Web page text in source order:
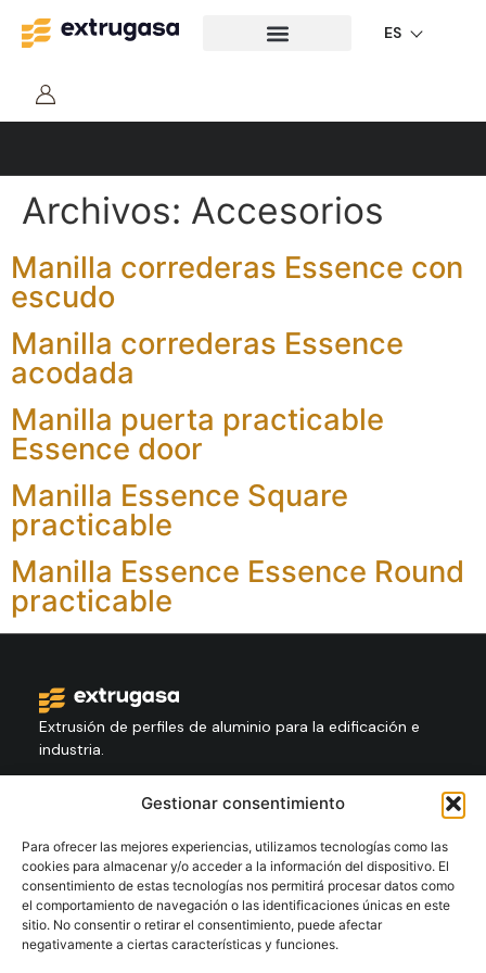
Gestionar consentimiento
Para ofrecer las mejores experiencias, utilizamos tecnologías como las
cookies para almacenar y/o acceder a la información del dispositivo. El
consentimiento de estas tecnologías nos permitirá procesar datos como
el comportamiento de navegación o las identificaciones únicas en este
sitio. No consentir o retirar el consentimiento, puede afectar
negativamente a ciertas características y funciones.
ES
Edificación
Archivos: Accesorios
Manilla correderas Essence con
escudo
Manilla correderas Essence
acodada
Manilla puerta practicable
Essence door
Manilla Essence Square
practicable
Manilla Essence Essence Round
practicable
Extrusión de perfiles de aluminio para la edificación e
industria.
+34 986 564 009
Síguenos